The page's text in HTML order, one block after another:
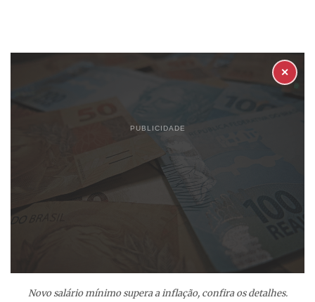
PUBLICIDADE
✕
Novo salário mínimo supera a inflação, confira os detalhes.